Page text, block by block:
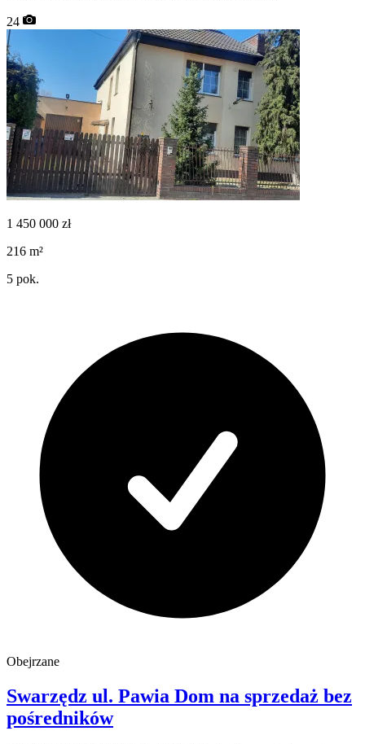
24
1 450 000 zł
216 m²
5 pok.
Obejrzane
Swarzędz ul. Pawia Dom na sprzedaż bez
pośredników